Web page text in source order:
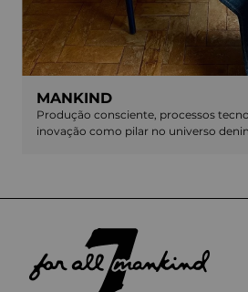
MANKIND
Produção consciente, processos
inovação como pilar no universo